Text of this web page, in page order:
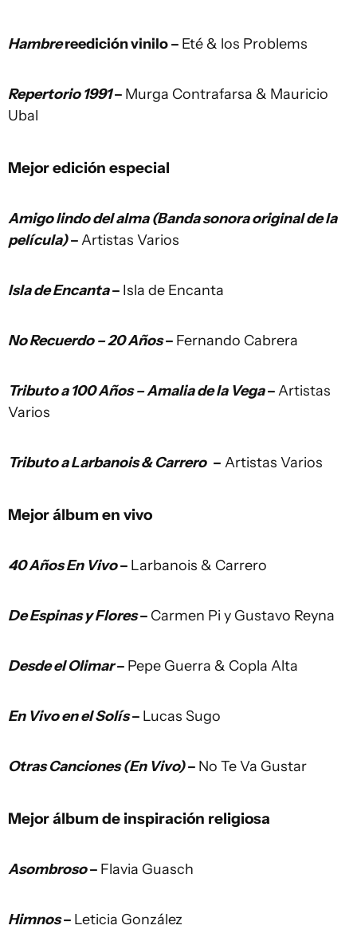
Hambrereedición vinilo – Eté & los Problems
Repertorio 1991– Murga Contrafarsa & Mauricio
Ubal
Mejor edición especial
Amigo lindo del alma (Banda sonora original de la
película)–Artistas Varios
Isla de Encanta– Isla de Encanta
No Recuerdo – 20 Años– Fernando Cabrera
Tributo a 100 Años – Amalia de la Vega–Artistas
Varios
Tributo a Larbanois & Carrero – Artistas Varios
Mejor álbum en vivo
40 Años En Vivo– Larbanois & Carrero
De Espinas y Flores– Carmen Pi y Gustavo Reyna
Desde el Olimar– Pepe Guerra & Copla Alta
En Vivo en el Solís– Lucas Sugo
Otras Canciones (En Vivo)– No Te Va Gustar
Mejor álbum de inspiración religiosa
Asombroso– Flavia Guasch
Himnos– Leticia González